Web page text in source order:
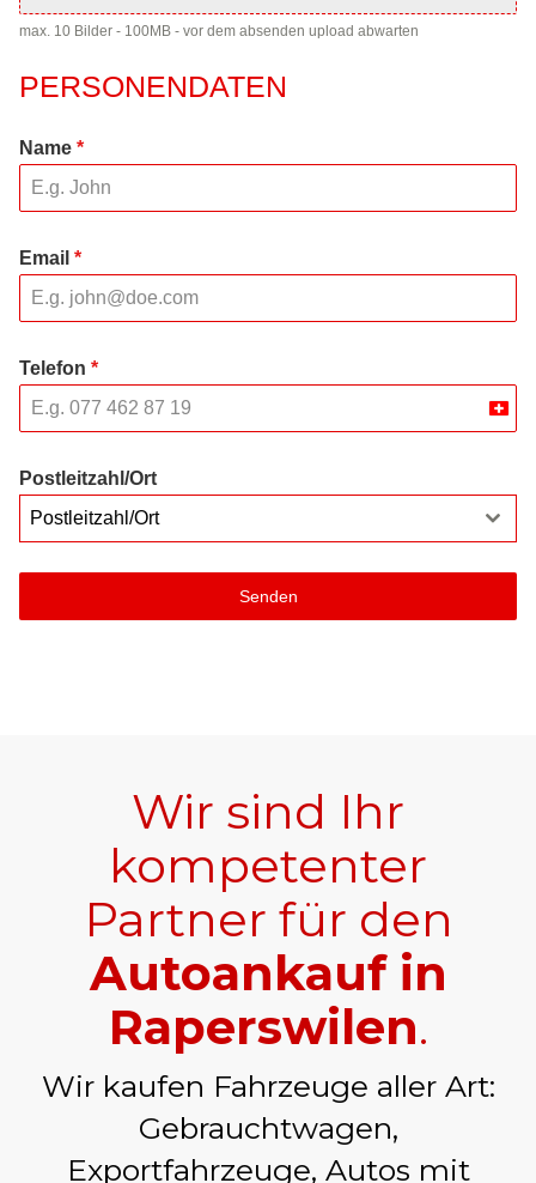
max. 10 Bilder - 100MB - vor dem absenden upload abwarten
PERSONENDATEN
Name *
Email *
Telefon *
Postleitzahl/Ort
Postleitzahl/Ort
Senden
Wir sind Ihr
kompetenter
Partner für den
Autoankauf in
Raperswilen.
Wir kaufen Fahrzeuge aller Art:
Gebrauchtwagen,
Exportfahrzeuge, Autos mit